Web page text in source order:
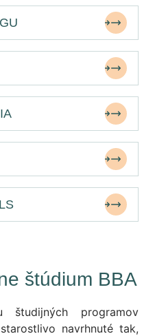
štúdium BBA
študijných programov
navrhnuté tak,